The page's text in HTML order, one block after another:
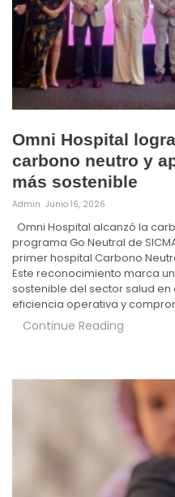
Omni Hospital
carbono neutro y
más sostenible
Admin Junio 16, 2026
Omni Hospital alcanzó la
programa Go Neutral de
primer hospital Carbono
Este reconocimiento marca
sostenible del sector salud
eficiencia operativa y
Continue Reading